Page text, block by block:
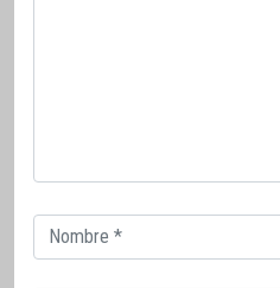
Correo
electrónico